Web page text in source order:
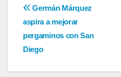
Navegación
de
entradas
Germán Márquez
aspira a mejorar
pergaminos con San
Diego